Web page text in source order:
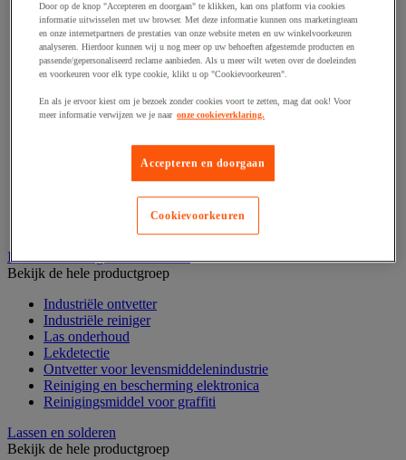
Ketting en trekkoord
Moer
Nagel en blindklinktang
Plug en pin
Punten, spijkers en nieten
Regelvoet
Ring
Scharnierpen, -strip en geheng
Sluitknop en handgreep
Industrieel reinigen en ontvetten
Bekijk de hele productgroep
Industriële ontvetter
Industriële reiniger
Las onderhoud
Lekdetectie
Ontvetter voor levensmiddelenindustrie
Reiniging en bescherming elektronica
Reinigingsmiddel voor graffiti
Lassen en solderen
Bekijk de hele productgroep
Door op de knop "Accepteren en doorgaan" te klikken, kan ons platform via cookies
informatie uitwisselen met uw browser. Met deze informatie kunnen ons marketingteam
en onze internetpartners de prestaties van onze website meten en uw winkelvoorkeuren
analyseren. Hierdoor kunnen wij u nog meer op uw behoeften afgestemde producten en
passende/gepersonaliseerd reclame aanbieden. Als u meer wilt weten over de doeleinden
en voorkeuren voor elk type cookie, klikt u op "Cookievoorkeuren".
En als je ervoor kiest om je bezoek zonder cookies voort te zetten, mag dat ook! Voor
meer informatie verwijzen we je naar onze cookieverklaring.
Accepteren en doorgaan
Cookievoorkeuren